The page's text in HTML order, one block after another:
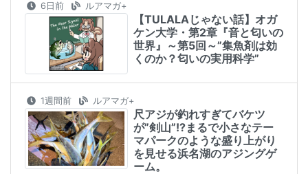
6日前 ルアマガ+
【TULALAじゃない話】オガ
ケン大学・第2章『音と匂いの
世界』～第5回～”集魚剤は効
くのか？匂いの実用科学”
1週間前 ルアマガ+
尺アジが釣れすぎてバケツ
が”剣山”!?まるで小さなテー
マパークのような盛り上がり
を見せる浜名湖のアジングゲ
ーム。